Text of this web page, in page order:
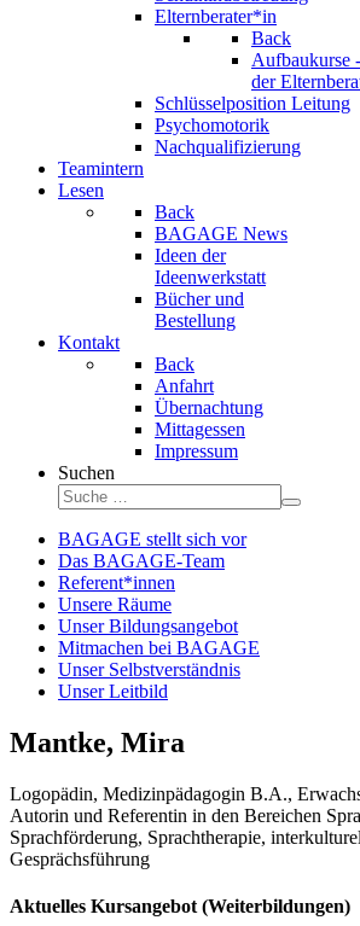
Elternberater*in
Back
Aufbaukurse
der
Schlüsselposition Leitung
Psychomotorik
Nachqualifizierung
Teamintern
Lesen
Back
BAGAGE News
Ideen der
Ideenwerkstatt
Bücher und
Bestellung
Kontakt
Back
Anfahrt
Übernachtung
Mittagessen
Impressum
Suchen
BAGAGE stellt sich vor
Das BAGAGE-Team
Referent*innen
Unsere Räume
Unser Bildungsangebot
Mitmachen bei BAGAGE
Unser Selbstverständnis
Unser Leitbild
Mantke, Mira
Logopädin, Medizinpädagogin B.A.,
Autorin und Referentin in den Bereichen
Sprachförderung, Sprachtherapie,
Gesprächsführung
Aktuelles Kursangebot (Weiterbildungen)